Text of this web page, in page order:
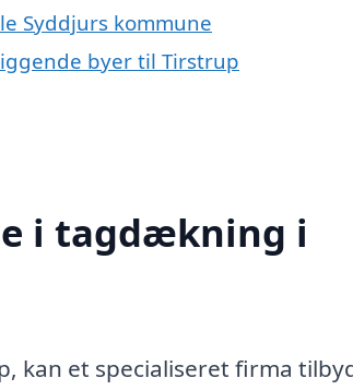
Syddjurs kommune
byer til Tirstrup
i tagdækning i
kan et specialiseret firma